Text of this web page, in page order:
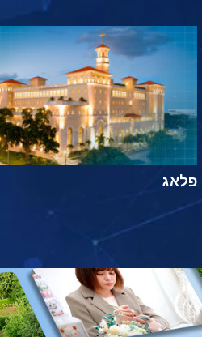
פלאג